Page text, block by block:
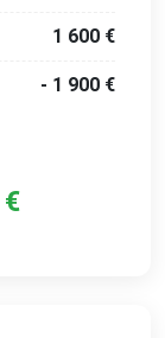
1 600 €
- 1 900 €